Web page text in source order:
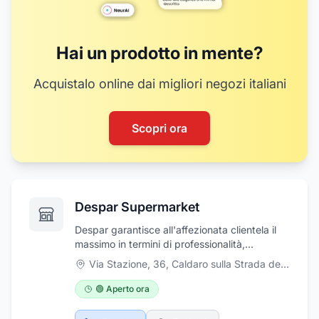
Hai un prodotto in mente?
Acquistalo online dai migliori negozi italiani
Scopri ora
Despar Supermarket
Despar garantisce all'affezionata clientela il
massimo in termini di professionalità,
gentilezza e cortesia del personale, sempre
pronto a soddisfare ogni richiesta qualità e
freschezza dei prodotti, grazie ad arrivi
giornalieri di tutti gli articoli direttamente dai
luoghi di produzione, rappresentano, insieme
Via Stazione, 36, Caldaro sulla Strada del Vino
🟢 Aperto ora